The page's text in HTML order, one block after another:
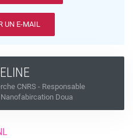
UN E-MAIL
CNRS - Responsable
Doua